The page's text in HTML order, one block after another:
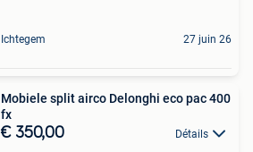
Ichtegem 27 juin 26
Mobiele split airco Delonghi eco pac 400
fx
€ 350,00 Détails